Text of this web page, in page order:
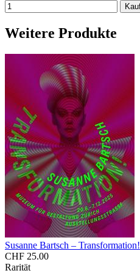
Weitere Produkte
Susanne Bartsch – Transformation!
CHF 25.00
Rarität